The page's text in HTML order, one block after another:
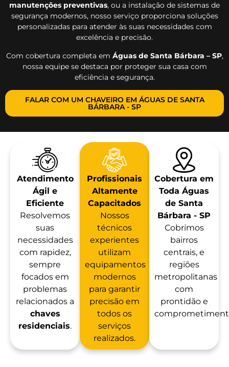
manutenções preventivas, ou a instalação de sistemas de
segurança modernos, nosso serviço proporciona soluções
personalizadas para atender às suas necessidades com
excelência e precisão.
Com cobertura completa em Águas de Santa Bárbara – SP,
nossa equipe se destaca por proteger sua casa com
eficiência e segurança.
FALAR COM UM CHAVEIRO EM ÁGUAS DE SANTA
BÁRBARA - SP
Atendimento
Ágil e
Eficiente
Resolvemos
suas
necessidades
com rapidez,
sempre
focados em
problemas
relacionados a
chaves
residenciais.
Profissionais
Altamente
Capacitados
Nossos
técnicos
experientes
utilizam
equipamentos
modernos
para garantir
precisão em
todos os
serviços
realizados.
Cobertura em
Toda Águas
de Santa
Bárbara - SP
Cobrimos
bairros
centrais, e
regiões
metropolitanas
com
prontidão e